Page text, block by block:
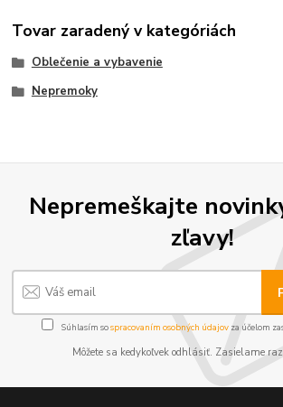
Tovar zaradený v kategóriách
Oblečenie a vybavenie
Nepremoky
Nepremeškajte
zľavy!
Súhlasím sospracovaním osobných údajov za účelom
Môžete sa kedykoľvek odhlásiť. Zasielame